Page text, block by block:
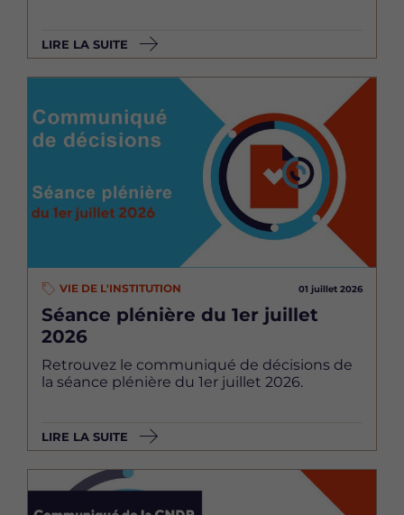
LIRE LA SUITE
VIE DE L'INSTITUTION 01 juillet 2026
Séance plénière du 1er juillet
2026
Retrouvez le communiqué de décisions de
la séance plénière du 1er juillet 2026.
LIRE LA SUITE
Image